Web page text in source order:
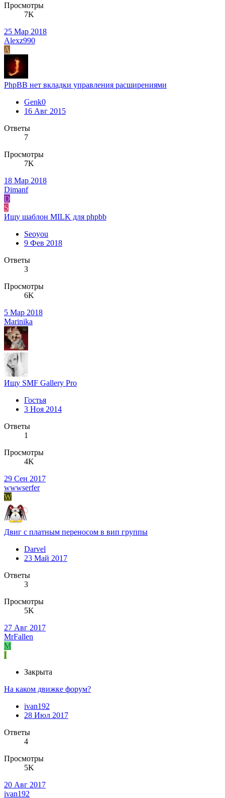
Просмотры
7K
25 Мар 2018
Alexz990
A
PhpBB нет вкладки управления расширениями
Genk0
16 Авг 2015
Ответы
7
Просмотры
7K
18 Мар 2018
Dimanf
D
S
Ищу шаблон MILK для phpbb
Seoyou
9 Фев 2018
Ответы
3
Просмотры
6K
5 Мар 2018
Marinika
Ищу SMF Gallery Pro
Гостья
3 Ноя 2014
Ответы
1
Просмотры
4K
29 Сен 2017
wwwserfer
W
Двиг с платным переносом в вип группы
Darvel
23 Май 2017
Ответы
3
Просмотры
5K
27 Авг 2017
MrFallen
M
I
Закрыта
На каком движке форум?
ivan192
28 Июл 2017
Ответы
4
Просмотры
5K
20 Авг 2017
ivan192